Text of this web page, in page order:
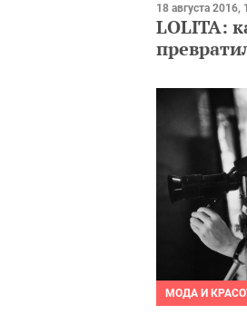
18 августа 2016,
LOLITA:
МОДА И